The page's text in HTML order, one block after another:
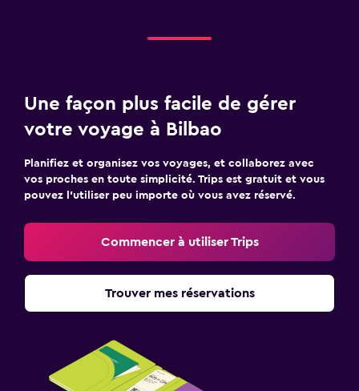
Une façon plus facile de gérer
votre voyage à Bilbao
Planifiez et organisez vos voyages, et collaborez avec
vos proches en toute simplicité. Trips est gratuit et vous
pouvez l’utiliser peu importe où vous avez réservé.
Commencer à utiliser Trips
Trouver mes réservations